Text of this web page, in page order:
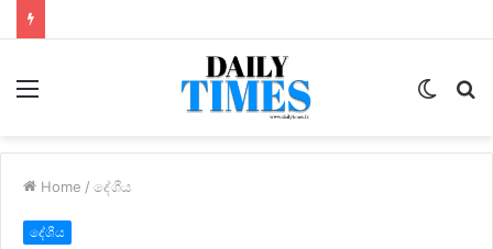
Menu
Switch
Home / දේශීය
දේශීය